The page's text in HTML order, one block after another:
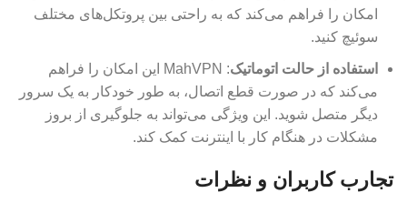
امکان را فراهم می‌کند که به راحتی بین پروتکل‌های مختلف
سوئیچ کنید.
استفاده از حالت اتوماتیک
: MahVPN این امکان را فراهم
می‌کند که در صورت قطع اتصال، به طور خودکار به یک سرور
دیگر متصل شوید. این ویژگی می‌تواند به جلوگیری از بروز
مشکلات در هنگام کار با اینترنت کمک کند.
تجارب کاربران و نظرات